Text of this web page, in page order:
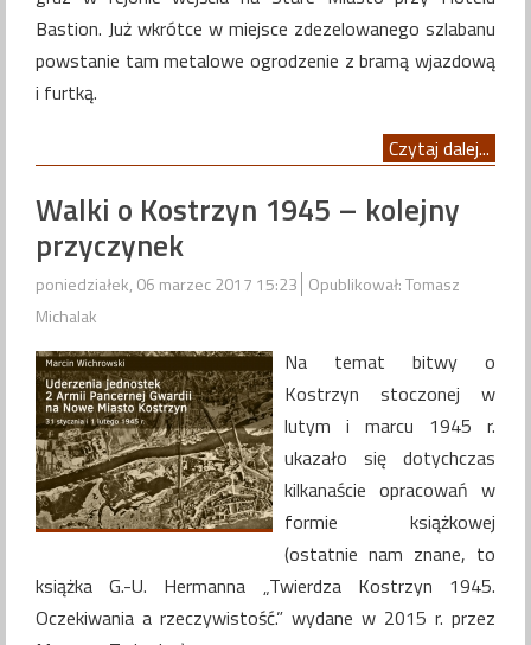
Bastion. Już wkrótce w miejsce zdezelowanego szlabanu
powstanie tam metalowe ogrodzenie z bramą wjazdową
i furtką.
Czytaj dalej...
Walki o Kostrzyn 1945 – kolejny
przyczynek
poniedziałek, 06 marzec 2017 15:23 Opublikował: Tomasz
Michalak
Na temat bitwy o
Kostrzyn stoczonej w
lutym i marcu 1945 r.
ukazało się dotychczas
kilkanaście opracowań w
formie książkowej
(ostatnie nam znane, to
książka G.-U. Hermanna „Twierdza Kostrzyn 1945.
Oczekiwania a rzeczywistość.” wydane w 2015 r. przez